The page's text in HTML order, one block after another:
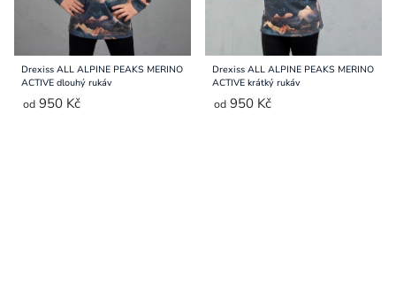
Drexiss ALL ALPINE PEAKS MERINO
ACTIVE dlouhý rukáv
od 950 Kč
Drexiss ALL ALPINE PEAKS MERINO
ACTIVE krátký rukáv
od 950 Kč